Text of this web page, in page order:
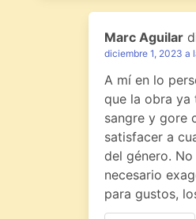
Marc Aguilar
diciembre 1, 2023 a
A mí en lo
que la obra ya
sangre y gore
satisfacer a
del género.
necesario
para gustos,